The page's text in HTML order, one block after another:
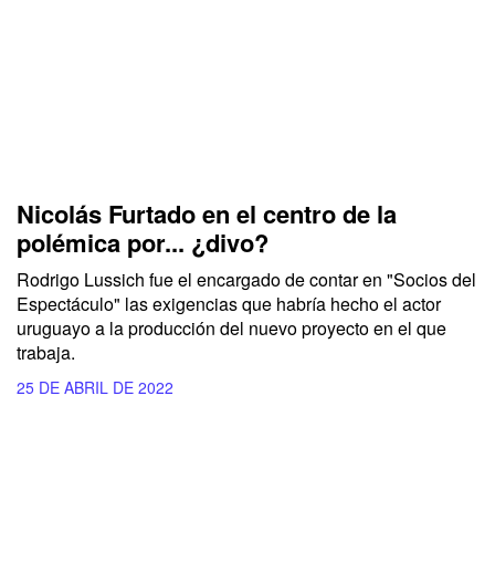
Nicolás Furtado en el centro de la
polémica por... ¿divo?
Rodrigo Lussich fue el encargado de contar en "Socios del
Espectáculo" las exigencias que habría hecho el actor
uruguayo a la producción del nuevo proyecto en el que
trabaja.
25 DE ABRIL DE 2022